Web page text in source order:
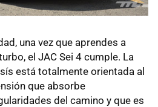
una vez que aprendes a
el JAC Sei 4 cumple. La
está totalmente orientada al
que absorbe
del camino y que es